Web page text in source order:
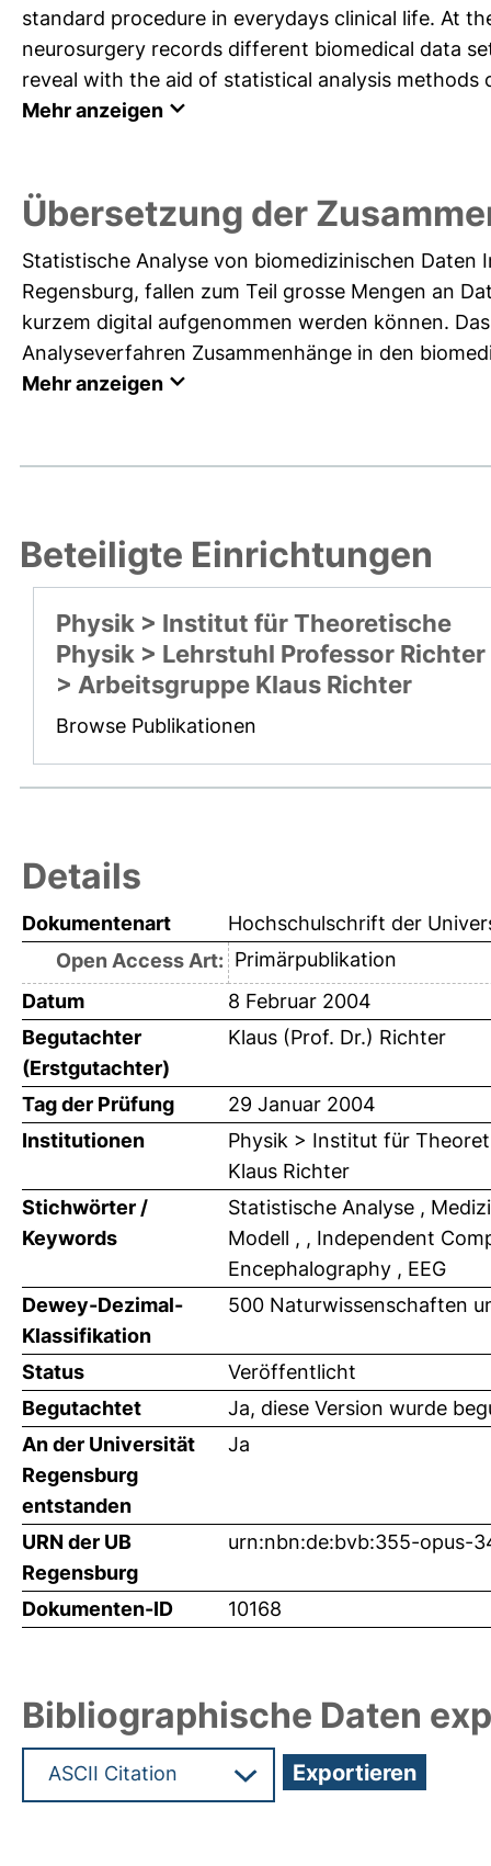
standard procedure in everydays clinical life. At
neurosurgery records different biomedical data
reveal with the aid of statistical analysis methods
Mehr anzeigen
Übersetzung der
Statistische Analyse von biomedizinischen
Regensburg, fallen zum Teil grosse Mengen an
kurzem digital aufgenommen werden können.
Analyseverfahren Zusammenhänge in den
Mehr anzeigen
Beteiligte Einrichtungen
Physik > Institut für Theoretische
Physik > Lehrstuhl Professor Richter
> Arbeitsgruppe Klaus Richter
Browse Publikationen
Details
Dokumentenart
Hochschulschrift der
Open Access Art: Primärpublikation
Datum
8 Februar 2004
Begutachter
(Erstgutachter)
Klaus (Prof. Dr.) Richter
Tag der Prüfung
29 Januar 2004
Institutionen
Physik > Institut für
Klaus Richter
Stichwörter /
Keywords
Statistische Analyse ,
Modell , , Independent
Encephalography , EEG
Dewey-Dezimal-
Klassifikation
500 Naturwissenschaften
Status
Veröffentlicht
Begutachtet
Ja, diese Version wurde
An der Universität
Regensburg
entstanden
Ja
URN der UB
Regensburg
urn:nbn:de:bvb:355-opus-
Dokumenten-ID 10168
Bibliographische Daten